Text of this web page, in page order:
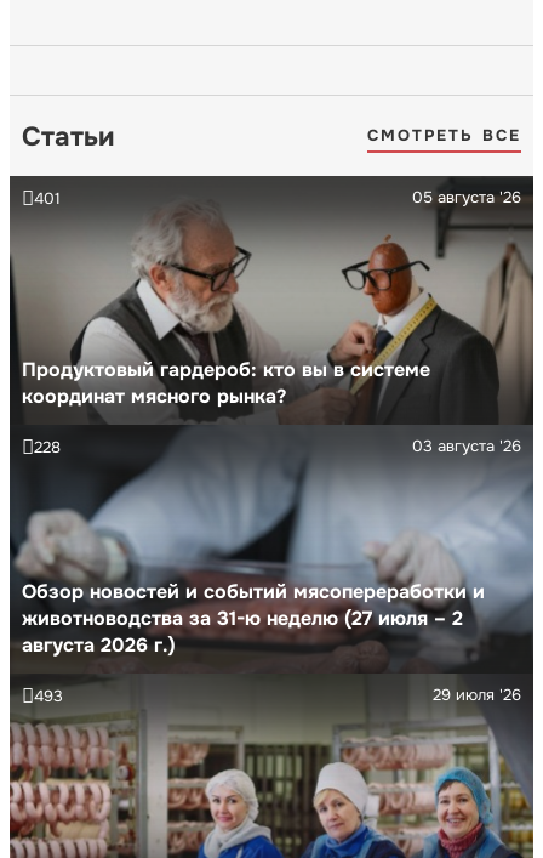
Статьи СМОТРЕТЬ ВСЕ
Продуктовый гардероб: кто вы в системе
координат мясного рынка?
05 августа '26
401
Обзор новостей и событий мясопереработки и
животноводства за 31-ю неделю (27 июля – 2
августа 2026 г.)
03 августа '26
228
29 июля '26
493